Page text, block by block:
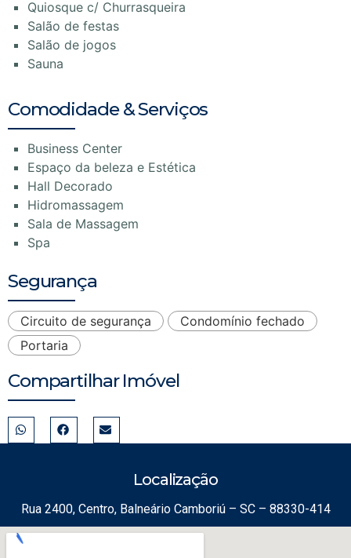
Quiosque c/ Churrasqueira
Salão de festas
Salão de jogos
Sauna
Comodidade & Serviços
Business Center
Espaço da beleza e Estética
Hall Decorado
Hidromassagem
Sala de Massagem
Spa
Segurança
Circuito de segurança
Condomínio fechado
Portaria
Compartilhar Imóvel
Localização
Rua 2400, Centro, Balneário Camboriú – SC – 88330-414